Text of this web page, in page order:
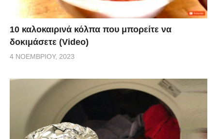
10 καλοκαιρινά κόλπα που μπορείτε να
δοκιμάσετε (Video)
4 ΝΟΕΜΒΡΊΟΥ, 2023